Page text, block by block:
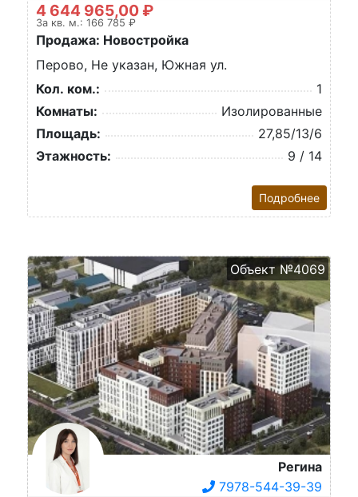
4 644 965,00 ₽
За кв. м.: 166 785 ₽
Продажа: Новостройка
Перово, Не указан, Южная ул.
Кол. ком.:
1
Комнаты:
Изолированные
Площадь:
27,85/13/6
Этажность:
9 / 14
Подробнее
Объект №4069
Регина
7978-544-39-39